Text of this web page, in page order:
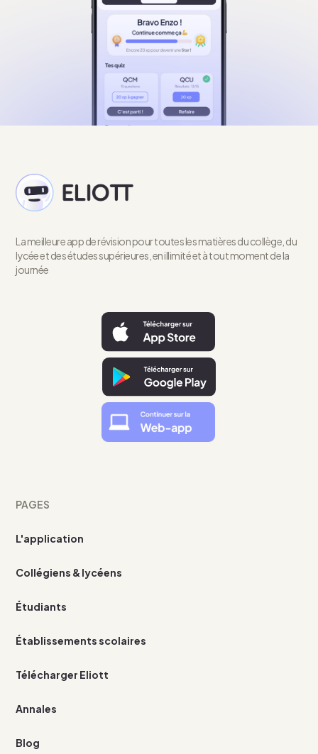
La meilleure app de révision pour toutes les matières du collège, du
lycée et des études supérieures, en illimité et à tout moment de la
journée
PAGES
L'application
Collégiens & lycéens
Étudiants
Établissements scolaires
Télécharger Eliott
Annales
Blog